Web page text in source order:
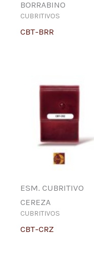
BORRABINO
CUBRITIVOS
CBT-BRR
ESM. CUBRITIVO
CEREZA
CUBRITIVOS
CBT-CRZ